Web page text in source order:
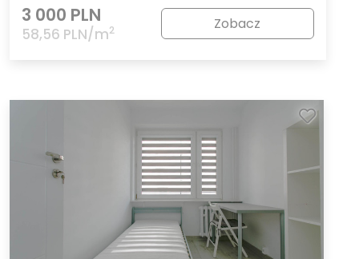
3 000 PLN
58,56 PLN/m2 Zobacz